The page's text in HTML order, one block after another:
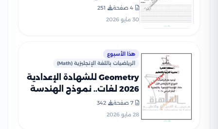
الإعدادي لغات الترم الثاني
2026 محافظة الإسكندرية
4 صفحة
251
30 مايو 2026
هذا الأسبوع
الرياضيات باللغة الإنجليزية (Math)
Geometry للشهادة الإعدادية
2026 لغات.. نموذج الهندسة
الاسترشادي من تعليم
القاهرة PDF
7 صفحة
342
28 مايو 2026